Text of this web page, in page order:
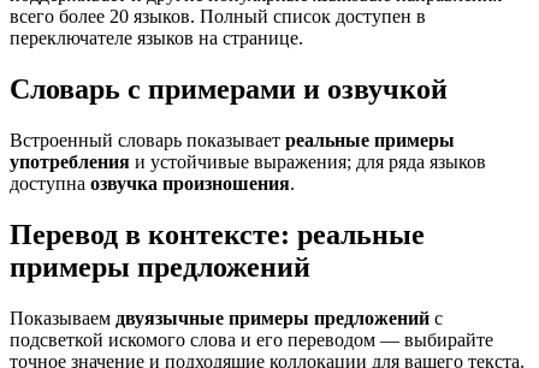
всего более 20 языков. Полный список доступен в
переключателе языков на странице.
Словарь с примерами и озвучкой
Встроенный словарь показывает реальные примеры
употребления и устойчивые выражения; для ряда языков
доступна озвучка произношения.
Перевод в контексте: реальные
примеры предложений
Показываем двуязычные примеры предложений с
подсветкой искомого слова и его переводом — выбирайте
точное значение и подходящие коллокации для вашего текста.